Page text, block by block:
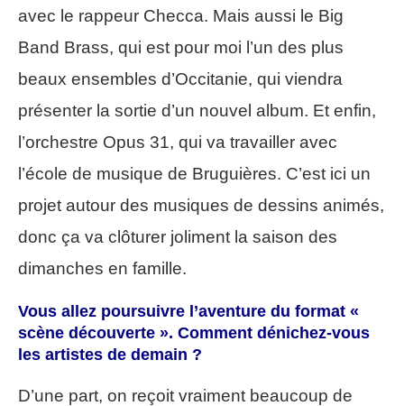
avec le rappeur Checca. Mais aussi le Big
Band Brass, qui est pour moi l’un des plus
beaux ensembles d’Occitanie, qui viendra
présenter la sortie d’un nouvel album. Et enfin,
l’orchestre Opus 31, qui va travailler avec
l’école de musique de Bruguières. C’est ici un
projet autour des musiques de dessins animés,
donc ça va clôturer joliment la saison des
dimanches en famille.
Vous allez poursuivre l’aventure du format «
scène découverte ». Comment dénichez-vous
les artistes de demain ?
D’une part, on reçoit vraiment beaucoup de